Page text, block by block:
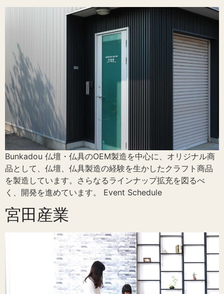
Bunkadou 仏壇・仏具のOEM製造を中心に、オリジナル商
品として、仏壇、仏具製造の経験を生かしたクラフト商品
を製造しています。さらなるラインナップ拡充を図るべ
く、開発を進めています。 Event Schedule
宮田産業